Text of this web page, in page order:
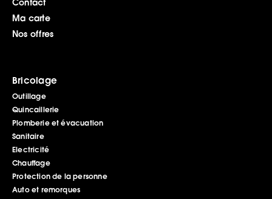
Ma carte
Nos offres
Bricolage
Outillage
Quincaillerie
Plomberie et évacuation
Sanitaire
Electricité
Chauffage
Protection de la personne
Auto et remorques